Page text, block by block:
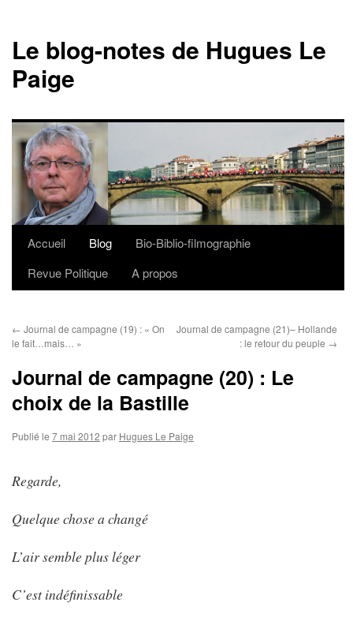
Le blog-notes de Hugues Le
Paige
Aller
Accueil Blog
Bio-Biblio-filmographie
Revue Politique
A propos
← Journal de campagne (19) : « On
le fait…mais… »
Journal de campagne (21)– Hollande
: le retour du peuple →
Journal de campagne (20) : Le
choix de la Bastille
Publié le 7 mai 2012 par Hugues Le Paige
Regarde,
Quelque chose a changé
L’air semble plus léger
C’est indéfinissable